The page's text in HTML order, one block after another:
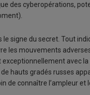
des cyberopérations,
signe du secret. Tout
les mouvements
avec la
hauts gradés russes
de connaître l’ampleur et